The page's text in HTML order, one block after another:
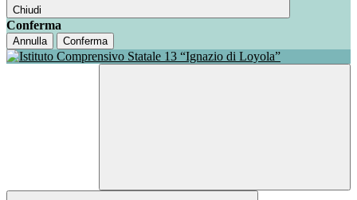
Chiudi
Conferma
Annulla Conferma